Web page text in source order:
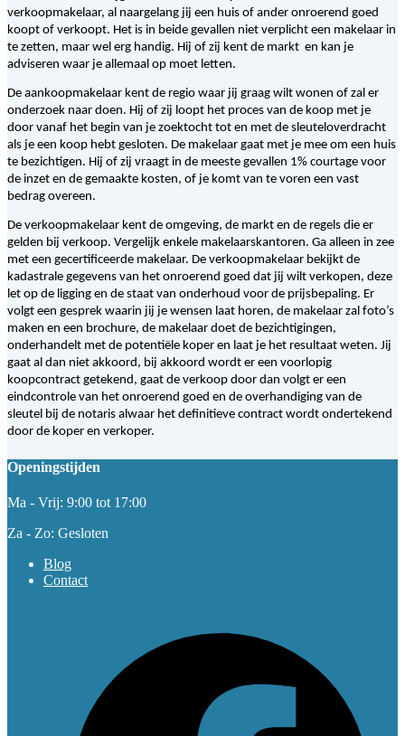
verkoopmakelaar, al naargelang jij een huis of ander onroerend goed
koopt of verkoopt. Het is in beide gevallen niet verplicht een makelaar in
te zetten, maar wel erg handig. Hij of zij kent de markt en kan je
adviseren waar je allemaal op moet letten.
De aankoopmakelaar kent de regio waar jij graag wilt wonen of zal er
onderzoek naar doen. Hij of zij loopt het proces van de koop met je
door vanaf het begin van je zoektocht tot en met de sleuteloverdracht
als je een koop hebt gesloten. De makelaar gaat met je mee om een huis
te bezichtigen. Hij of zij vraagt in de meeste gevallen 1% courtage voor
de inzet en de gemaakte kosten, of je komt van te voren een vast
bedrag overeen.
De verkoopmakelaar kent de omgeving, de markt en de regels die er
gelden bij verkoop. Vergelijk enkele makelaarskantoren. Ga alleen in zee
met een gecertificeerde makelaar. De verkoopmakelaar bekijkt de
kadastrale gegevens van het onroerend goed dat jij wilt verkopen, deze
let op de ligging en de staat van onderhoud voor de prijsbepaling. Er
volgt een gesprek waarin jij je wensen laat horen, de makelaar zal foto’s
maken en een brochure, de makelaar doet de bezichtigingen,
onderhandelt met de potentiële koper en laat je het resultaat weten. Jij
gaat al dan niet akkoord, bij akkoord wordt er een voorlopig
koopcontract getekend, gaat de verkoop door dan volgt er een
eindcontrole van het onroerend goed en de overhandiging van de
sleutel bij de notaris alwaar het definitieve contract wordt ondertekend
door de koper en verkoper.
Openingstijden
Ma - Vrij: 9:00 tot 17:00
Za - Zo: Gesloten
Blog
Contact